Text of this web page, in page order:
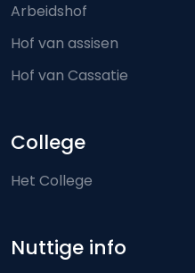
Arbeidshof
Hof van assisen
Hof van Cassatie
College
Het College
Nuttige info